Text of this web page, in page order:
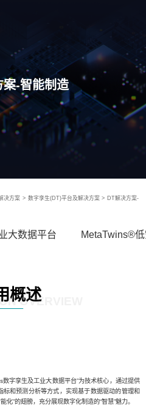
案-智能制造
决方案 > 数字孪生(DT)平台及解决方案 > DT解决方案-
大数据平台 MetaTwins®
概述
OVERVIEW
字孪生及工业大数据平台”为技术核心，通过提供
和预测分析等方式，实现基于数据驱动的管理和
化”的翅膀，充分展现数字化制造的“智慧”魅力。